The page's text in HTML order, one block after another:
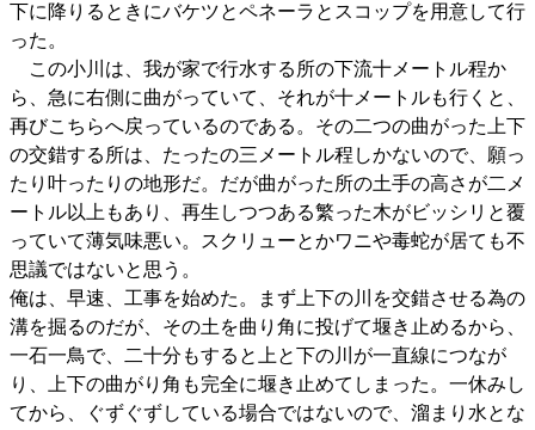
下に降りるときにバケツとペネーラとスコップを用意して行
った。
この小川は、我が家で行水する所の下流十メートル程か
ら、急に右側に曲がっていて、それが十メートルも行くと、
再びこちらへ戻っているのである。その二つの曲がった上下
の交錯する所は、たったの三メートル程しかないので、願っ
たり叶ったりの地形だ。だが曲がった所の土手の高さが二メ
ートル以上もあり、再生しつつある繁った木がビッシリと覆
っていて薄気味悪い。スクリューとかワニや毒蛇が居ても不
思議ではないと思う。
俺は、早速、工事を始めた。まず上下の川を交錯させる為の
溝を掘るのだが、その土を曲り角に投げて堰き止めるから、
一石一鳥で、二十分もすると上と下の川が一直線につなが
り、上下の曲がり角も完全に堰き止めてしまった。一休みし
てから、ぐずぐずしている場合ではないので、溜まり水とな